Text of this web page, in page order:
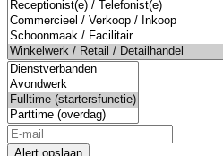
Alert opslaan